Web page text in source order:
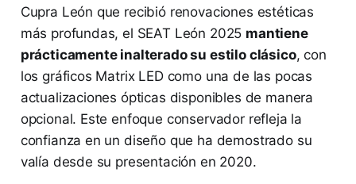
Cupra León que recibió renovaciones estéticas
más profundas, el SEAT León 2025 mantiene
prácticamente inalterado su estilo clásico, con
los gráficos Matrix LED como una de las pocas
actualizaciones ópticas disponibles de manera
opcional. Este enfoque conservador refleja la
confianza en un diseño que ha demostrado su
valía desde su presentación en 2020.